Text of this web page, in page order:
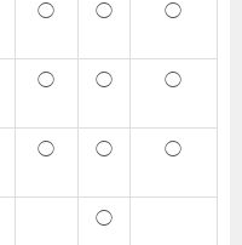
◯ ◯ ◯
◯ ◯ ◯
◯ ◯ ◯
◯